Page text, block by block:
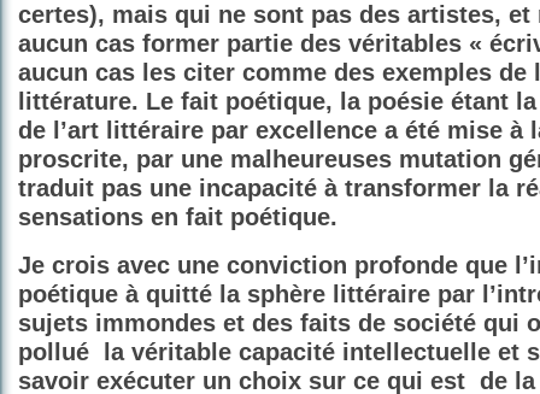
certes), mais qui ne sont pas des artistes, et
aucun cas former partie des véritables «
aucun cas les citer comme des exemples de
littérature. Le fait poétique, la poésie étant
de l’art littéraire par excellence a été mise à
proscrite, par une malheureuses mutation
traduit pas une incapacité à transformer la
sensations en fait poétique.
Je crois avec une conviction profonde que
poétique à quitté la sphère littéraire par
sujets immondes et des faits de société qui
pollué
la véritable capacité intellectuelle et
savoir exécuter un choix sur ce qui est de